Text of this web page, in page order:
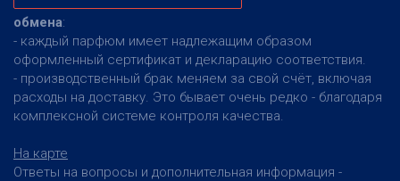
обмена:
- каждый парфюм имеет надлежащим образом
оформленный сертификат и декларацию соответствия.
- производственный брак меняем за свой счёт, включая
расходы на доставку. Это бывает очень редко - благодаря
комплексной системе контроля качества.
На карте
Ответы на вопросы и дополнительная информация -